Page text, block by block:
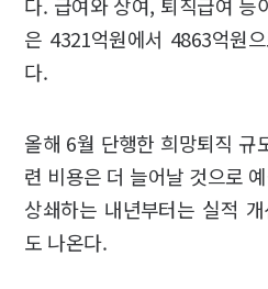
은 4321억원에서 4863억원
다.
올해 6월 단행한 희망퇴직 규
련 비용은 더 늘어날 것으로
상쇄하는 내년부터는 실적
도 나온다.